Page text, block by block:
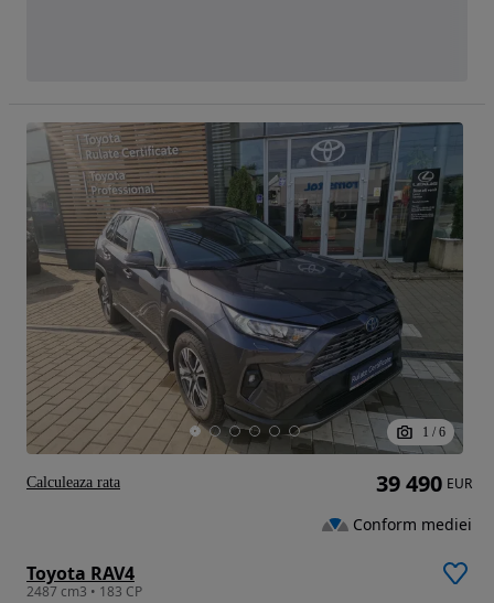
1 / 6
Toyota RAV4
2487 cm3 • 183 CP
39 490 EUR
Conform mediei
Calculeaza rata